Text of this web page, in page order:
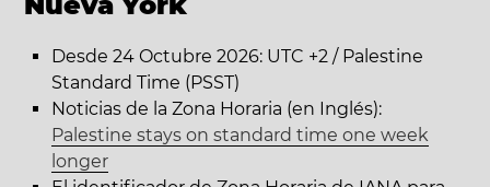
Desde 24 Octubre 2026: UTC +2 / Palestine
Standard Time (PSST)
Noticias de la Zona Horaria (en Inglés):
Palestine stays on standard time one week
longer